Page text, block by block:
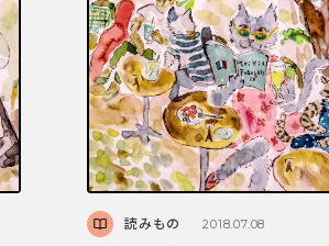
読みもの 2018.07.08